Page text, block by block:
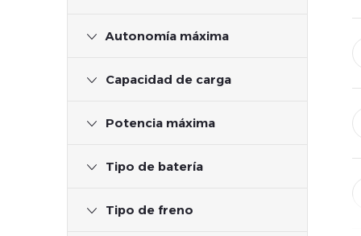
Autonomía máxima
Capacidad de carga
Potencia máxima
Tipo de batería
Tipo de freno